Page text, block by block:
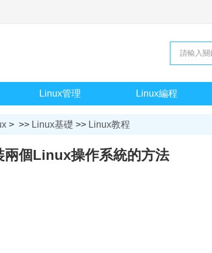
Linux管理 Linux編程
> >> Linux基礎 >> Linux教程
兩個Linux操作系統的方法